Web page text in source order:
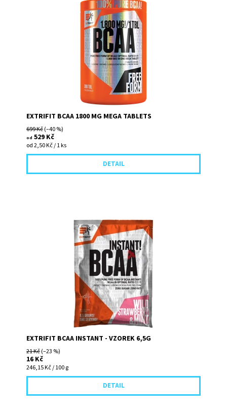
BCAA 1800 mg Mega Tablets obsahuje větvené
aminokyseliny L-leucin, L-valin a L-isoleucin ve volné
formě (free form). Každá...
EXTRIFIT BCAA 1800 MG MEGA TABLETS
699 Kč(–40 %)
od 529 Kč
od 2,50 Kč / 1 ks
DETAIL
BCAA Instant 2:1:1 jsou rozpustné větvené aminokyseliny
ve volné formě (free form), které můžete užívat ve
formě chutného...
EXTRIFIT BCAA INSTANT - VZOREK 6,5G
21 Kč(–23 %)
16 Kč
246,15 Kč / 100 g
DETAIL